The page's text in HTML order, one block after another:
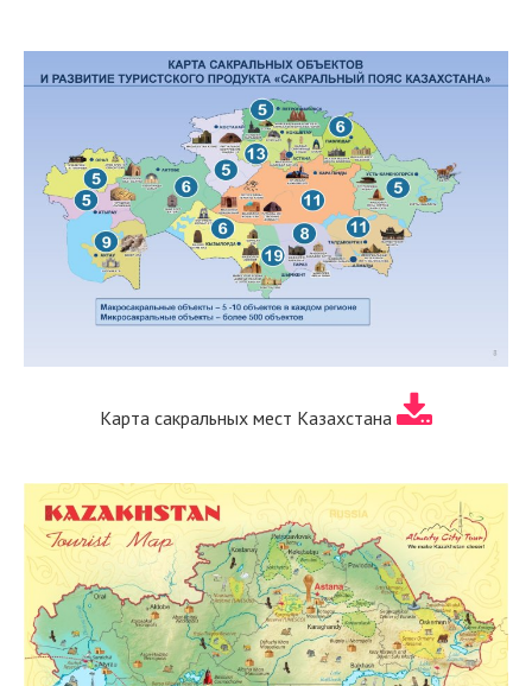
Карта сакральных мест Казахстана